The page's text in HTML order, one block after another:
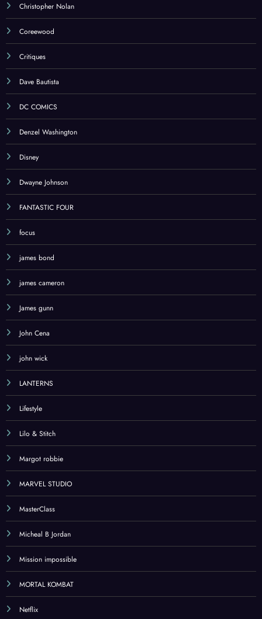
Christopher Nolan
Coreewood
Critiques
Dave Bautista
DC COMICS
Denzel Washington
Disney
Dwayne Johnson
FANTASTIC FOUR
focus
james bond
james cameron
James gunn
John Cena
john wick
LANTERNS
Lifestyle
Lilo & Stitch
Margot robbie
MARVEL STUDIO
MasterClass
Micheal B Jordan
Mission impossible
MORTAL KOMBAT
Netflix